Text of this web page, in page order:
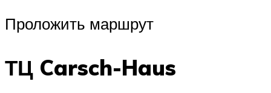
Проложить маршрут
ТЦ Carsch-Haus